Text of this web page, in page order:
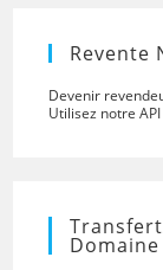
Revente
Devenir
Utilisez notre
Domaine